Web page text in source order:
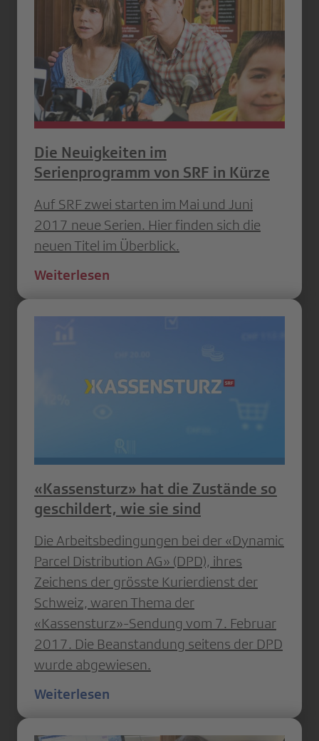
Die Neuigkeiten im
Serienprogramm von SRF in Kürze
Auf SRF zwei starten im Mai und Juni
2017 neue Serien. Hier finden sich die
neuen Titel im Überblick.
Weiterlesen
«Kassensturz» hat die Zustände so
geschildert, wie sie sind
Die Arbeitsbedingungen bei der «Dynamic
Parcel Distribution AG» (DPD), ihres
Zeichens der grösste Kurierdienst der
Schweiz, waren Thema der
«Kassensturz»-Sendung vom 7. Februar
2017. Die Beanstandung seitens der DPD
wurde abgewiesen.
Weiterlesen